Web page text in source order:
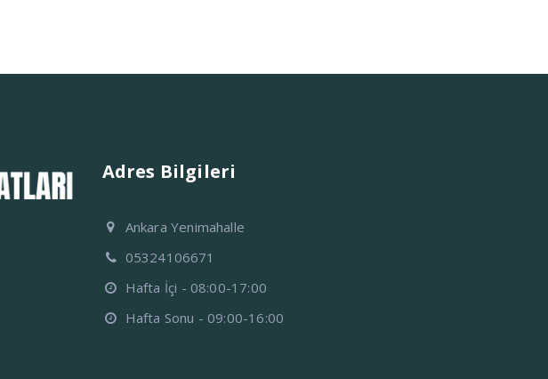
Adres Bilgileri
Ankara Yenimahalle
05324106671
Hafta İçi - 08:00-17:00
Hafta Sonu - 09:00-16:00